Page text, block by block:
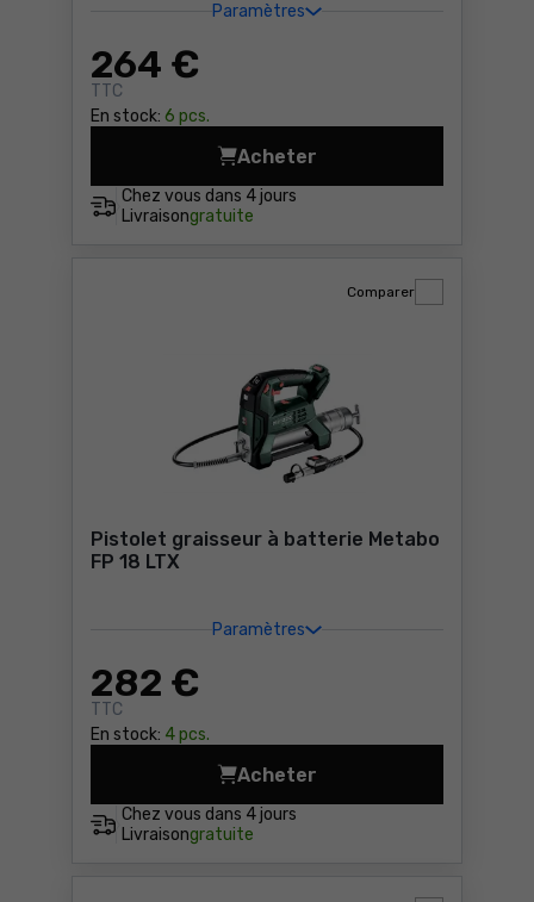
Paramètres
264 €
TTC
En stock: 6 pcs.
Chez vous dans 4 jours
Livraisongratuite
Acheter
Pistolet graisseur à
Pistolet graisseur à batterie Metabo
FP 18 LTX
Paramètres
282 €
TTC
En stock: 4 pcs.
Comparer
Chez vous dans 4 jours
Livraisongratuite
Acheter
Pistolet graisseur à